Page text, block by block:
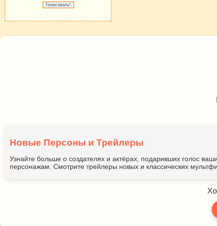
Новые Персоны и Трейлеры
Узнайте больше о создателях и актёрах, подаривших голос
персонажам. Смотрите трейлеры новых и классических